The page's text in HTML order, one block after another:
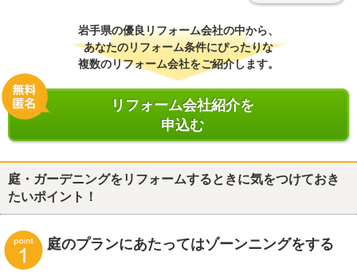
岩手県の優良リフォーム会社の中から、
あなたのリフォーム条件にぴったりな
複数のリフォーム会社をご紹介します。
リフォーム会社紹介を
申込む
庭・ガーデニングをリフォームするときに気をつけておき
たいポイント！
庭のプランにあたってはゾーンニングをする